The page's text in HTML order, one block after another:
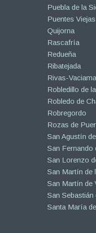
Puebla de la
Puentes Viejas
Quijorna
Rascafría
Redueña
Ribatejada
Rivas-
Robledillo de
Robledo de
Robregordo
Rozas de
San Agustín
San Fernando
San Lorenzo
San Martín de
San Martín de
San
Santa María